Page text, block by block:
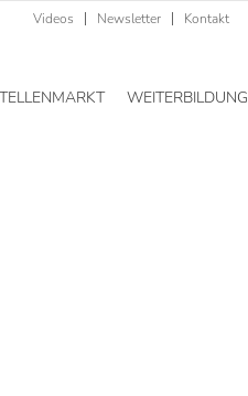
Videos Newsletter Kontakt
WEITERBILDUNG